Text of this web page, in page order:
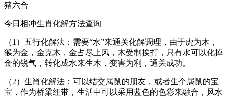
猪六合
今日相冲生肖化解方法查询
（1）五行化解法：需要“水”来通关化解调理，由于虎为木，
猴为金，金克木，金占尽上风，木受制挨打，只有水可以化掉
金的锐气，转化成水来生木，变害为利，通关成功。
（2）生肖化解法：可以结交属鼠的朋友，或者生个属鼠的宝
宝，作为桥梁纽带，生活中可以采用蓝色的色彩来融合，风水